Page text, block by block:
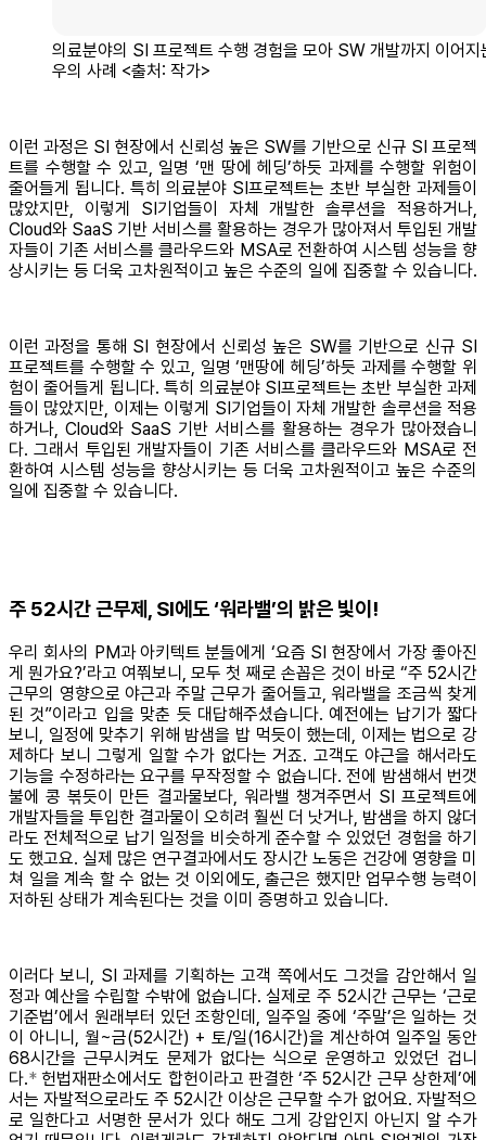
의료분야의 SI 프로젝트 수행 경험을 모아 SW 개발까지 이어지
우의 사례 <출처: 작가>
이런 과정은 SI 현장에서 신뢰성 높은 SW를 기반으로 신규 SI 프로젝
트를 수행할 수 있고, 일명 ‘맨 땅에 헤딩’하듯 과제를 수행할 위험이
줄어들게 됩니다. 특히 의료분야 SI프로젝트는 초반 부실한 과제들이
많았지만, 이렇게 SI기업들이 자체 개발한 솔루션을 적용하거나,
Cloud와 SaaS 기반 서비스를 활용하는 경우가 많아져서 투입된 개발
자들이 기존 서비스를 클라우드와 MSA로 전환하여 시스템 성능을 향
상시키는 등 더욱 고차원적이고 높은 수준의 일에 집중할 수 있습니다.
이런 과정을 통해 SI 현장에서 신뢰성 높은 SW를 기반으로 신규 SI
프로젝트를 수행할 수 있고, 일명 ‘맨땅에 헤딩’하듯 과제를 수행할 위
험이 줄어들게 됩니다. 특히 의료분야 SI프로젝트는 초반 부실한 과제
들이 많았지만, 이제는 이렇게 SI기업들이 자체 개발한 솔루션을 적용
하거나, Cloud와 SaaS 기반 서비스를 활용하는 경우가 많아졌습니
다. 그래서 투입된 개발자들이 기존 서비스를 클라우드와 MSA로 전
환하여 시스템 성능을 향상시키는 등 더욱 고차원적이고 높은 수준의
일에 집중할 수 있습니다.
주 52시간 근무제, SI에도 ‘워라밸’의 밝은 빛이!
우리 회사의 PM과 아키텍트 분들에게 ‘요즘 SI 현장에서 가장 좋아진
게 뭔가요?’라고 여쭤보니, 모두 첫 째로 손꼽은 것이 바로 “주 52시간
근무의 영향으로 야근과 주말 근무가 줄어들고, 워라밸을 조금씩 찾게
된 것”이라고 입을 맞춘 듯 대답해주셨습니다. 예전에는 납기가 짧다
보니, 일정에 맞추기 위해 밤샘을 밥 먹듯이 했는데, 이제는 법으로 강
제하다 보니 그렇게 일할 수가 없다는 거죠. 고객도 야근을 해서라도
기능을 수정하라는 요구를 무작정할 수 없습니다. 전에 밤샘해서 번갯
불에 콩 볶듯이 만든 결과물보다, 워라밸 챙겨주면서 SI 프로젝트에
개발자들을 투입한 결과물이 오히려 훨씬 더 낫거나, 밤샘을 하지 않더
라도 전체적으로 납기 일정을 비슷하게 준수할 수 있었던 경험을 하기
도 했고요. 실제 많은 연구결과에서도 장시간 노동은 건강에 영향을 미
쳐 일을 계속 할 수 없는 것 이외에도, 출근은 했지만 업무수행 능력이
저하된 상태가 계속된다는 것을 이미 증명하고 있습니다.
이러다 보니, SI 과제를 기획하는 고객 쪽에서도 그것을 감안해서 일
정과 예산을 수립할 수밖에 없습니다. 실제로 주 52시간 근무는 ‘근로
기준법’에서 원래부터 있던 조항인데, 일주일 중에 ‘주말’은 일하는 것
이 아니니, 월~금(52시간) + 토/일(16시간)을 계산하여 일주일 동안
68시간을 근무시켜도 문제가 없다는 식으로 운영하고 있었던 겁니
다.* 헌법재판소에서도 합헌이라고 판결한 ‘주 52시간 근무 상한제’에
서는 자발적으로라도 주 52시간 이상은 근무할 수가 없어요. 자발적으
로 일한다고 서명한 문서가 있다 해도 그게 강압인지 아닌지 알 수가